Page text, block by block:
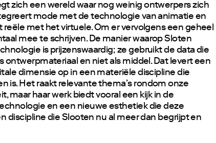
zich een wereld waar nog weinig ontwerpers zich
mode met de technologie van animatie en
met het virtuele. Om er vervolgens een geheel
mee te schrijven. De manier waarop Sloten
is prijzenswaardig; ze gebruikt de data die
ontwerpmateriaal en niet als middel. Dat levert een
dimensie op in een materiële discipline die
is. Het raakt relevante thema’s rondom onze
maar haar werk biedt vooral een kijk in de
en een nieuwe esthetiek die deze
discipline die Slooten nu al meer dan begrijpt en